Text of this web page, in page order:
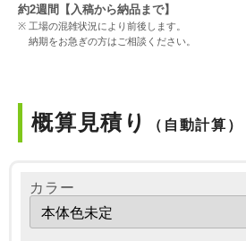
約2週間【入稿から納品まで】
工場の混雑状況により前後します。
納期をお急ぎの方はご相談ください。
概算見積り （自動計算）
カラー